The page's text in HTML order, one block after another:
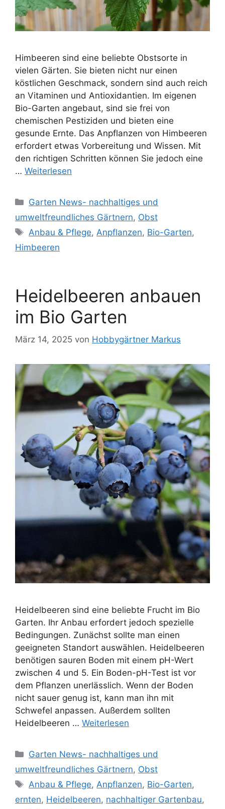
Himbeeren sind eine beliebte Obstsorte in
vielen Gärten. Sie bieten nicht nur einen
köstlichen Geschmack, sondern sind auch reich
an Vitaminen und Antioxidantien. Im eigenen
Bio-Garten angebaut, sind sie frei von
chemischen Pestiziden und bieten eine
gesunde Ernte. Das Anpflanzen von Himbeeren
erfordert etwas Vorbereitung und Wissen. Mit
den richtigen Schritten können Sie jedoch eine
… Weiterlesen
Kategorien
Garten News- nachhaltiges und
umweltfreundliches Gärtnern, Obst
Schlagwörter
Anbau & Pflege,Anpflanzen, Bio-Garten,
Himbeeren
Heidelbeeren anbauen
im Bio Garten
März 14, 2025 von Hobbygärtner Markus
Heidelbeeren sind eine beliebte Frucht im Bio
Garten. Ihr Anbau erfordert jedoch spezielle
Bedingungen. Zunächst sollte man einen
geeigneten Standort auswählen. Heidelbeeren
benötigen sauren Boden mit einem pH-Wert
zwischen 4 und 5. Ein Boden-pH-Test ist vor
dem Pflanzen unerlässlich. Wenn der Boden
nicht sauer genug ist, kann man ihn mit
Schwefel anpassen. Außerdem sollten
Heidelbeeren … Weiterlesen
Kategorien
Garten News- nachhaltiges und
umweltfreundliches Gärtnern, Obst
Schlagwörter
Anbau & Pflege,Anpflanzen, Bio-Garten,
ernten, Heidelbeeren, nachhaltiger Gartenbau,